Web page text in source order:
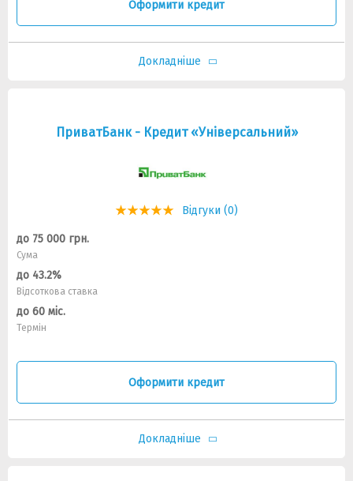
Оформити кредит
Докладніше
ПриватБанк - Кредит «Універсальний»
Відгуки (0)
до 75 000 грн.
Сума
до 43.2%
Відсоткова ставка
до 60 міс.
Термін
Оформити кредит
Докладніше